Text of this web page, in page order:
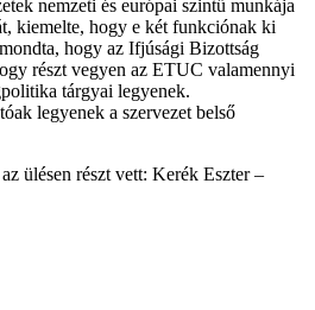
nemzeti és európai szintű munkája
kiemelte, hogy e két funkciónak ki
hogy az Ifjúsági Bizottság
részt vegyen az ETUC valamennyi
tárgyai legyenek.
legyenek a szervezet belső
ülésen részt vett: Kerék Eszter –